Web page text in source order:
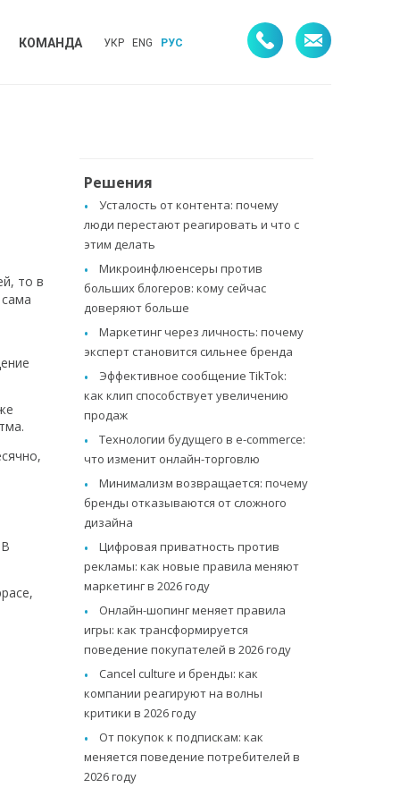
КОМАНДА УКР ENG РУС
то в
Решения
Усталость от контента: почему
люди перестают реагировать и что с
этим делать
Микроинфлюенсеры против
больших блогеров: кому сейчас
доверяют больше
Маркетинг через личность: почему
эксперт становится сильнее бренда
Эффективное сообщение TikTok:
как клип способствует увеличению
продаж
Технологии будущего в e-commerce:
что изменит онлайн-торговлю
Минимализм возвращается: почему
бренды отказываются от сложного
дизайна
Цифровая приватность против
рекламы: как новые правила меняют
маркетинг в 2026 году
Онлайн-шопинг меняет правила
игры: как трансформируется
поведение покупателей в 2026 году
Cancel culture и бренды: как
компании реагируют на волны
критики в 2026 году
От покупок к подпискам: как
меняется поведение потребителей в
2026 году